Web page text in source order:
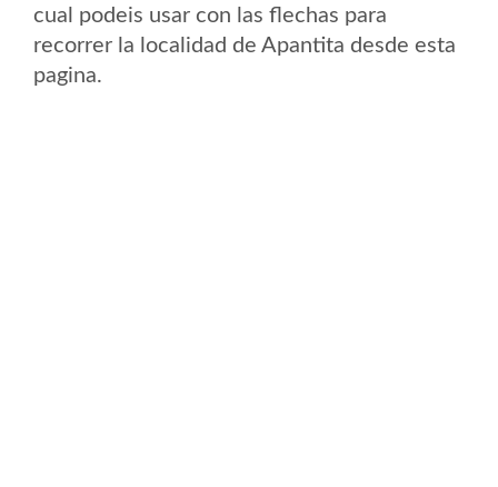
cual podeis usar con las flechas para
recorrer la localidad de Apantita desde esta
pagina.